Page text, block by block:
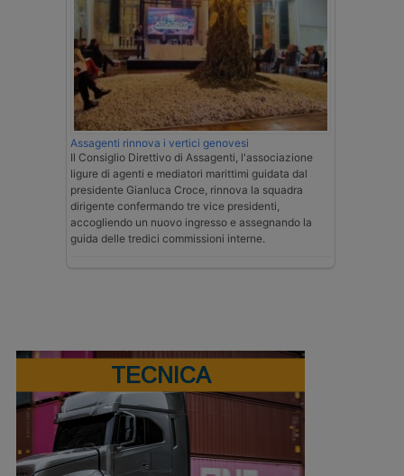
Assagenti rinnova i vertici genovesi
Il Consiglio Direttivo di Assagenti, l'associazione
ligure di agenti e mediatori marittimi guidata dal
presidente Gianluca Croce, rinnova la squadra
dirigente confermando tre vice presidenti,
accogliendo un nuovo ingresso e assegnando la
guida delle tredici commissioni interne.
TECNICA